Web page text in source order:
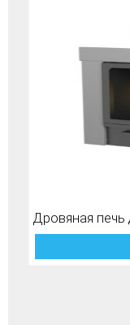
Дровяная печь